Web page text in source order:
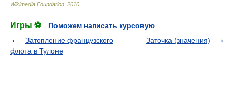
Wikimedia Foundation 2010
Игры ⚽
Поможем написать курсовую
Затопление французского
флота в Тулоне
Заточка (значения)